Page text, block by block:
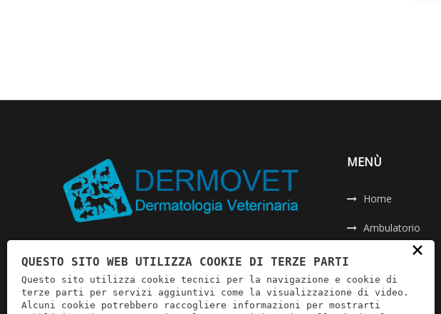
L'ambulatorio Veterinario Dottor Ballarini a Verona è
specializzato nella dermatologia degli animali da
compagnia e nella medicina e chirurgia degli animali
esotici.
MENÙ
Home
Ambulatorio
Blog
×
QUESTO SITO WEB UTILIZZA COOKIE DI TERZE PARTI
Questo sito utilizza cookie tecnici per la navigazione e cookie di
terze parti per servizi aggiuntivi come la visualizzazione di video.
Alcuni cookie potrebbero raccogliere informazioni per mostrarti